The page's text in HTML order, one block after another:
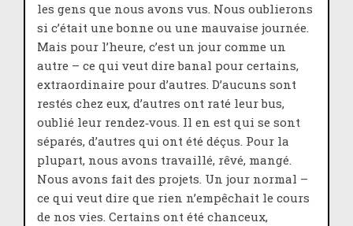
les gens que nous avons vus. Nous oublierons
si c’était une bonne ou une mauvaise journée.
Mais pour l’heure, c’est un jour comme un
autre – ce qui veut dire banal pour certains,
extraordinaire pour d’autres. D’aucuns sont
restés chez eux, d’autres ont raté leur bus,
oublié leur rendez‑vous. Il en est qui se sont
séparés, d’autres qui ont été déçus. Pour la
plupart, nous avons travaillé, rêvé, mangé.
Nous avons fait des projets. Un jour normal –
ce qui veut dire que rien n’empêchait le cours
de nos vies. Certains ont été chanceux,